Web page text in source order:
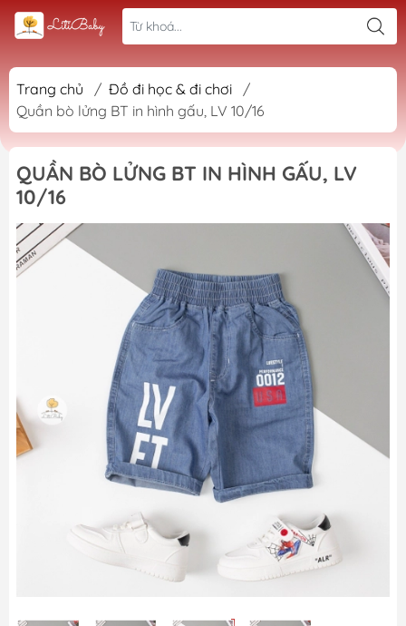
Trang chủ / Đồ đi học & đi chơi
/
Quần bò lửng BT in hình gấu, LV 10/16
QUẦN BÒ LỬNG BT IN HÌNH GẤU, LV
10/16